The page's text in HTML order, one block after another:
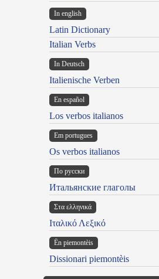
In english
Latin Dictionary
Italian Verbs
In Deutsch
Italienische Verben
En español
Los verbos italianos
Em portugues
Os verbos italianos
По русски
Итальянские глаголы
Στα ελληνικά
Ιταλικό Λεξικό
Ën piemontèis
Dissionari piemontèis